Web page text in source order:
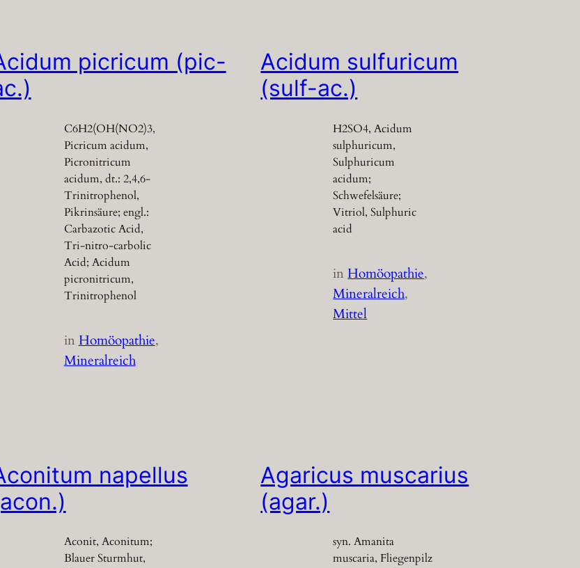
picricum (pic-
C6H2(OH(NO2)3,
Picricum acidum,
Picronitricum
acidum, dt.: 2,4,6-
Trinitrophenol,
Pikrinsäure; engl.:
Carbazotic Acid,
Tri-nitro-carbolic
Acid; Acidum
picronitricum,
Trinitrophenol
inHomöopathie
Mineralreich
Acidum sulfuricum
(sulf-ac.)
H2SO4, Acidum
sulphuricum,
Sulphuricum
acidum;
Schwefelsäure;
Vitriol, Sulphuric
acid
inHomöopathie
Mineralreich
Mittel
napellus
Aconit, Aconitum;
Blauer Sturmhut,
Agaricus muscarius
(agar.)
syn. Amanita
muscaria, Fliegenpilz